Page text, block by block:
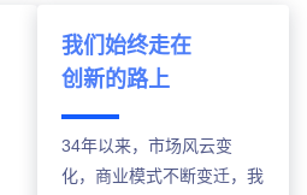
我们始终走在
创新的路上
34年以来，市场风云变
化，商业模式不断变迁，我